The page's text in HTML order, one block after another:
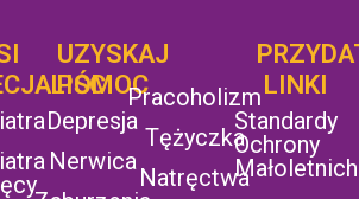
UZYSKAJ
POMOC
Depresja
Nerwica
UZYSKAJ
POMOC
Pracoholizm
Tężyczka
Natręctwa
LINKI
Standardy
Ochrony
Małoletnich